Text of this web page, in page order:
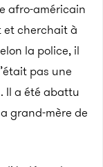
afro-américain
et cherchait à
la police, il
pas une
Il a été abattu
grand-mère de